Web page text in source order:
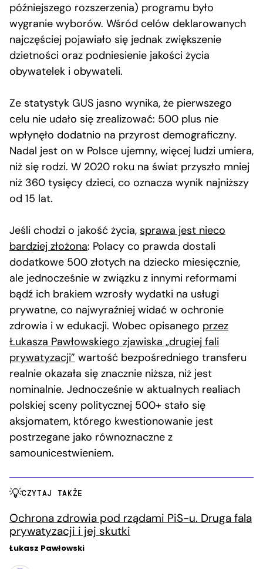
późniejszego rozszerzenia) programu było
wygranie wyborów. Wśród celów deklarowanych
najczęściej pojawiało się jednak zwiększenie
dzietności oraz podniesienie jakości życia
obywatelek i obywateli.
Ze statystyk GUS jasno wynika, że pierwszego
celu nie udało się zrealizować: 500 plus nie
wpłynęło dodatnio na przyrost demograficzny.
Nadal jest on w Polsce ujemny, więcej ludzi umiera,
niż się rodzi. W 2020 roku na świat przyszło mniej
niż 360 tysięcy dzieci, co oznacza wynik najniższy
od 15 lat.
Jeśli chodzi o jakość życia, sprawa jest nieco
bardziej złożona: Polacy co prawda dostali
dodatkowe 500 złotych na dziecko miesięcznie,
ale jednocześnie w związku z innymi reformami
bądź ich brakiem wzrosły wydatki na usługi
prywatne, co najwyraźniej widać w ochronie
zdrowia i w edukacji. Wobec opisanego przez
Łukasza Pawłowskiego zjawiska „drugiej fali
prywatyzacji” wartość bezpośredniego transferu
realnie okazała się znacznie niższa, niż jest
nominalnie. Jednocześnie w aktualnych realiach
polskiej sceny politycznej 500+ stało się
aksjomatem, którego kwestionowanie jest
postrzegane jako równoznaczne z
samounicestwieniem.
CZYTAJ TAKŻE
Ochrona zdrowia pod rządami PiS-u. Druga fala
prywatyzacji i jej skutki
Łukasz Pawłowski